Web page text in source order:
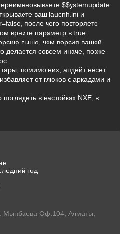
$$ystemupdate
ваш laucnh.ini и
после чего повторяете
врните параметр в true.
выше, чем версия вашей
делается совсем иначе, позже
помимо них, апдейт несет
от глюков с аркадами и
в настойках NXE, в
год
Мынбаева Оф.104, Алматы,